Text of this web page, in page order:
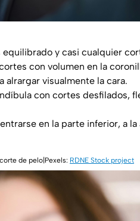
equilibrado y casi cualquier
con volumen en la
alrargar visualmente la cara.
con cortes desfilados,
en la parte inferior, a
de pelo|Pexels: RDNE Stock project